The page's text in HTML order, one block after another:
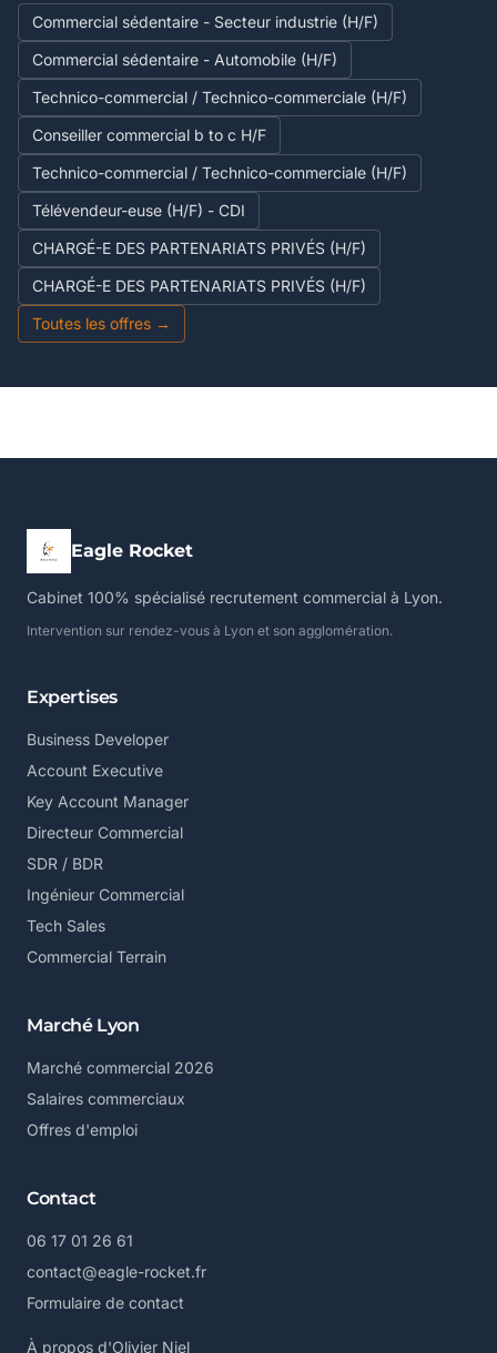
Commercial sédentaire - Secteur industrie (H/F)
Commercial sédentaire - Automobile (H/F)
Technico-commercial / Technico-commerciale (H/F)
Conseiller commercial b to c H/F
Technico-commercial / Technico-commerciale (H/F)
Télévendeur-euse (H/F) - CDI
CHARGÉ-E DES PARTENARIATS PRIVÉS (H/F)
CHARGÉ-E DES PARTENARIATS PRIVÉS (H/F)
Toutes les offres →
Eagle Rocket
Cabinet 100% spécialisé recrutement commercial à Lyon.
Intervention sur rendez-vous à Lyon et son agglomération.
Expertises
Business Developer
Account Executive
Key Account Manager
Directeur Commercial
SDR / BDR
Ingénieur Commercial
Tech Sales
Commercial Terrain
Marché Lyon
Marché commercial 2026
Salaires commerciaux
Offres d'emploi
Contact
06 17 01 26 61
contact@eagle-rocket.fr
Formulaire de contact
À propos d'Olivier Niel